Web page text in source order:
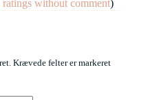
ratings without comment)
Krævede felter er markeret